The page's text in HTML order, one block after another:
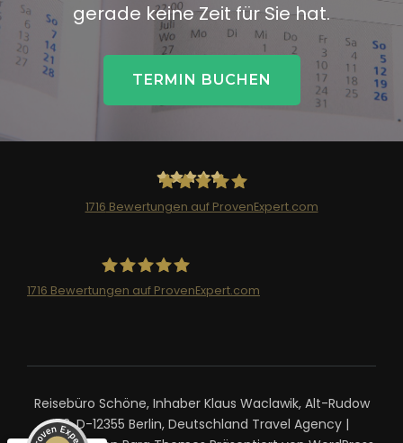
gerade keine Zeit für Sie hat.
TERMIN BUCHEN
1716 Bewertungen auf ProvenExpert.com
1716 Bewertungen auf ProvenExpert.com
Reisebüro Schöne, Inhaber Klaus Waclawik, Alt-Rudow
63, D-12355 Berlin, Deutschland Travel Agency |
Empfehlungen auf
4,85 / 5,00